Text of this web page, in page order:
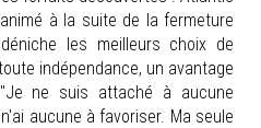
à la suite de la fermeture
les meilleurs choix de
indépendance, un avantage
ne suis attaché à aucune
aucune à favoriser. Ma seule